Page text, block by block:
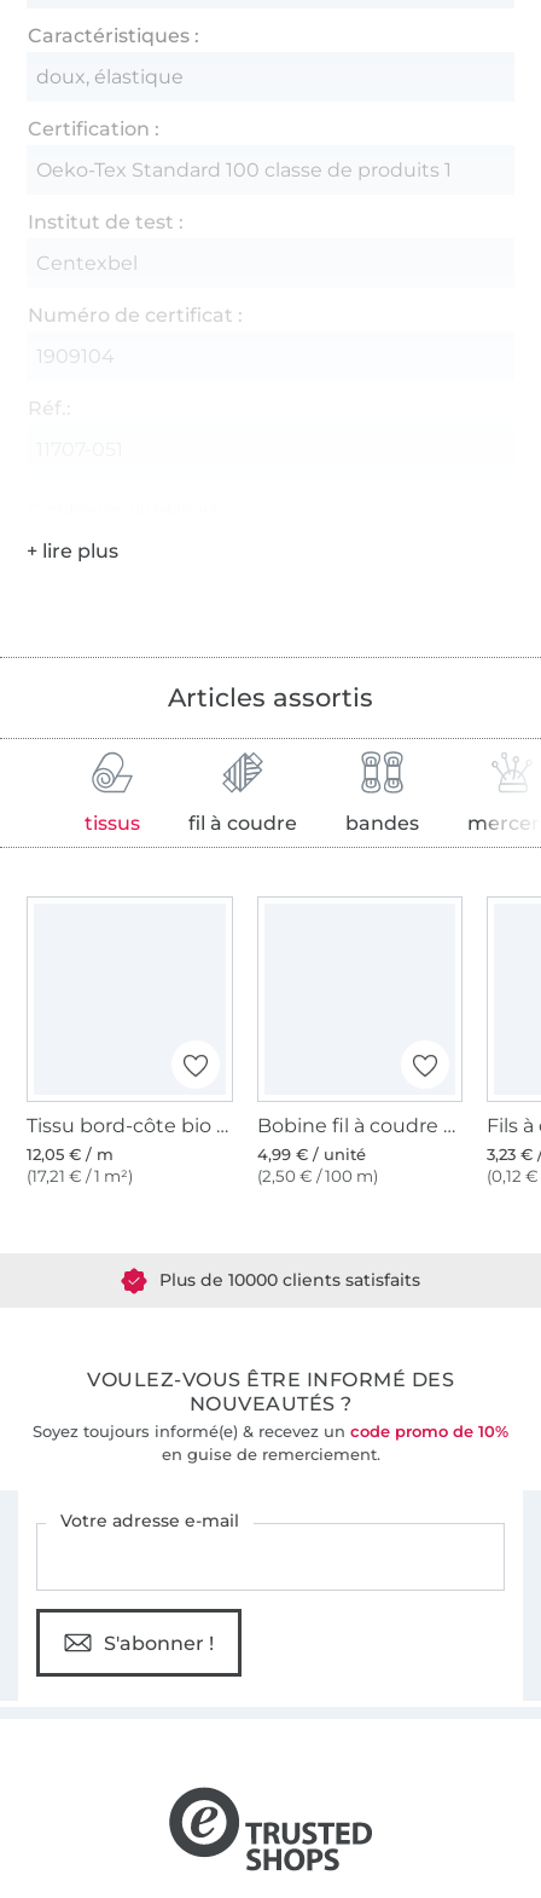
Caractéristiques :
doux, élastique
Certification :
Oeko-Tex Standard 100 classe de produits 1
Institut de test :
Centexbel
Numéro de certificat :
1909104
Réf.:
Articles assortis
tissus fil à coudre bandes
Tissu bord-côte bio jersey tubulaire lisse, blanc cassé
12,05 € / m
(17,21 € / 1 m²)
Bobine fil à coudre Gütermann 200m polyester, (111) blanc vanille
4,99 € / unité
(2,50 € / 100 m)
3,23 €
(0,12
VOULEZ-VOUS ÊTRE INFORMÉ DES
NOUVEAUTÉS ?
Soyez toujours informé(e) & recevez un code promo de 10%
en guise de remerciement.
Votre adresse e-mail
S'abonner !